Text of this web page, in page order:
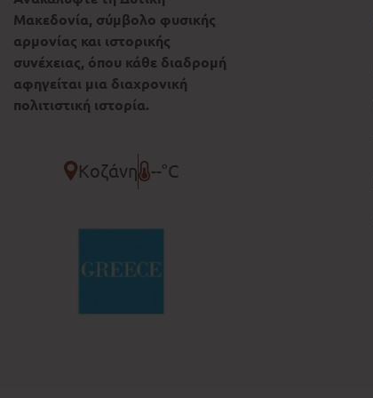
Μακεδονία, σύμβολο φυσικής
αρμονίας και ιστορικής
συνέχειας, όπου κάθε διαδρομή
αφηγείται μια διαχρονική
πολιτιστική ιστορία.
Κοζάνη --°C